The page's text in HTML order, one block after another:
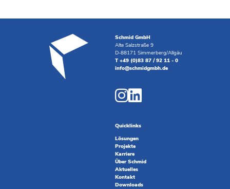
Schmid GmbH
Alte Salzstraße 9
D-88171 Simmerberg/Allgäu
T +49 (0)83 87 / 92 11 - 0
info@schmidgmbh.de
Quicklinks
Lösungen
Projekte
Karriere
Über Schmid
Aktuelles
Kontakt
Downloads